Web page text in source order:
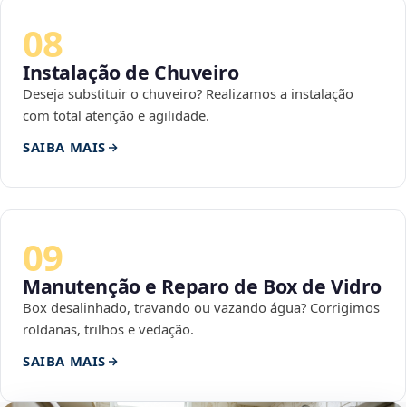
08
Instalação de Chuveiro
Deseja substituir o chuveiro? Realizamos a instalação
com total atenção e agilidade.
SAIBA MAIS
09
Manutenção e Reparo de Box de Vidro
Box desalinhado, travando ou vazando água? Corrigimos
roldanas, trilhos e vedação.
SAIBA MAIS